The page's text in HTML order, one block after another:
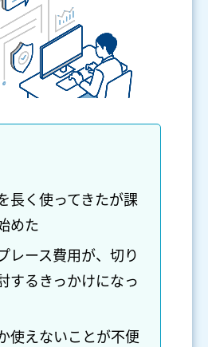
長く使ってきたが課
めた
レース費用が、切り
するきっかけになっ
使えないことが不便